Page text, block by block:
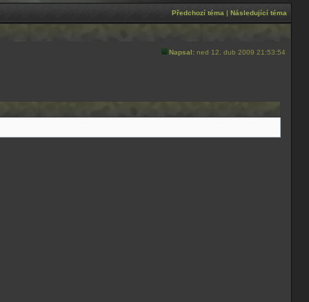
Předchozí téma | Následující téma
Napsal: ned 12. dub 2009 21:53:54